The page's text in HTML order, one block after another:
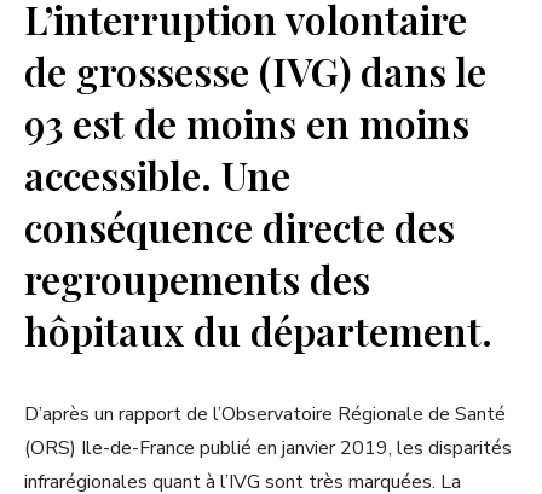
L’interruption volontaire
de grossesse (IVG) dans le
93 est de moins en moins
accessible. Une
conséquence directe des
regroupements des
hôpitaux du département.
D’après un rapport de l’Observatoire Régionale de Santé
(ORS) Ile-de-France publié en janvier 2019, les disparités
infrarégionales quant à l’IVG sont très marquées. La